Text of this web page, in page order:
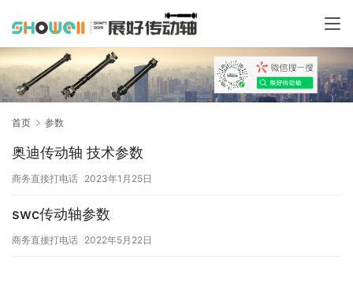
首页 参数
奥迪传动轴 技术参数
商务直接打电话 2023年1月25日
swc传动轴参数
商务直接打电话 2022年5月22日